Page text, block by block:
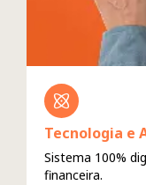
Tecnologia e
Sistema 100%
financeira.